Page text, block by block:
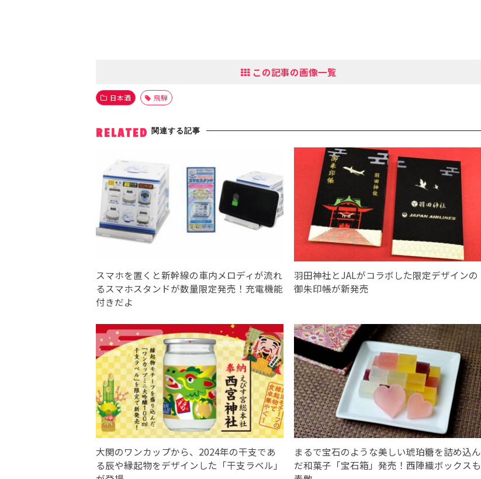
この記事の画像一覧
日本酒 飛騨
RELATED 関連する記事
スマホを置くと新幹線の車内メロディが流れ
るスマホスタンドが数量限定発売！充電機能
付きだよ
羽田神社とJALがコラボした限定デザインの
御朱印帳が新発売
大関のワンカップから、2024年の干支であ
る辰や縁起物をデザインした「干支ラベル」
まるで宝石のような美しい琥珀糖を詰め込ん
だ和菓子「宝石箱」発売！西陣織ボックスも